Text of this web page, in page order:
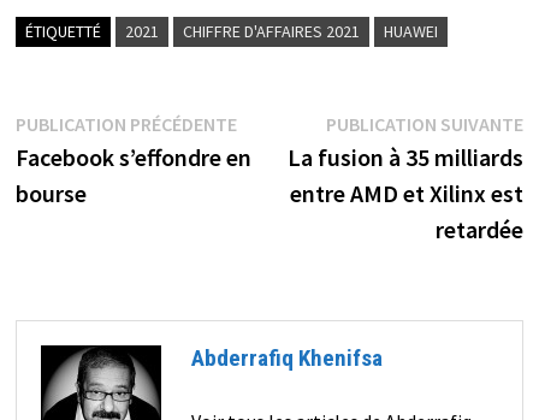
ÉTIQUETTÉ 2021 CHIFFRE D'AFFAIRES 2021 HUAWEI
Navigation
de
PUBLICATION PRÉCÉDENTEPublication
précédente :
Facebook s’effondre en
bourse
PUBLICATION SUIVANTE
La fusion à 35 milliards
entre AMD et Xilinx est
retardée
Abderrafiq Khenifsa